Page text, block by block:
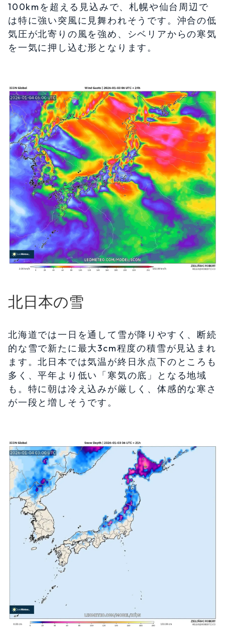
100kmを超える見込みで、札幌や仙台周辺で
は特に強い突風に見舞われそうです。沖合の低
気圧が北寄りの風を強め、シベリアからの寒気
を一気に押し込む形となります。
北日本の雪
北海道では一日を通して雪が降りやすく、断続
的な雪で新たに最大3cm程度の積雪が見込まれ
ます。北日本では気温が終日氷点下のところも
多く、平年より低い「寒気の底」となる地域
も。特に朝は冷え込みが厳しく、体感的な寒さ
が一段と増しそうです。